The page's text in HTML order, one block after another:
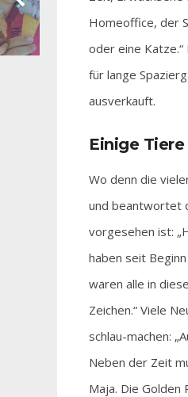
Homeoffice, der
oder eine
für lange
ausverkauft.
Einige
Wo denn die
und beantwortet
vorgesehen ist:
haben seit
waren alle in
Zeichen.“ Viele
schlau-machen:
Neben der Zeit
Maja. Die